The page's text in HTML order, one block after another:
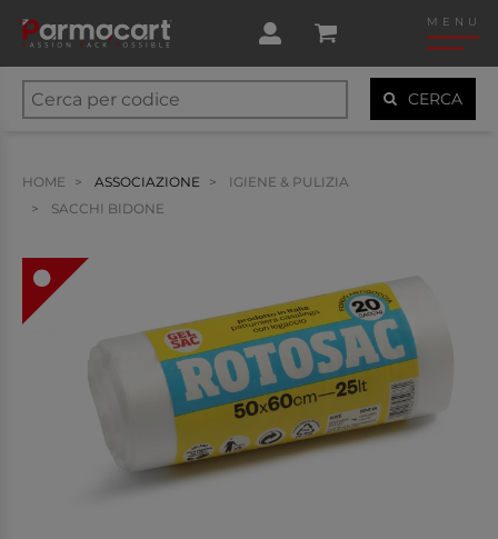
MENU
CERCA
HOME ASSOCIAZIONE
IGIENE & PULIZIA
SACCHI BIDONE